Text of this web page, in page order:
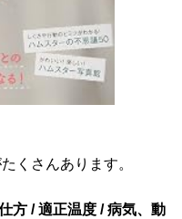
くさんあります。
方 / 適正温度 / 病気、動